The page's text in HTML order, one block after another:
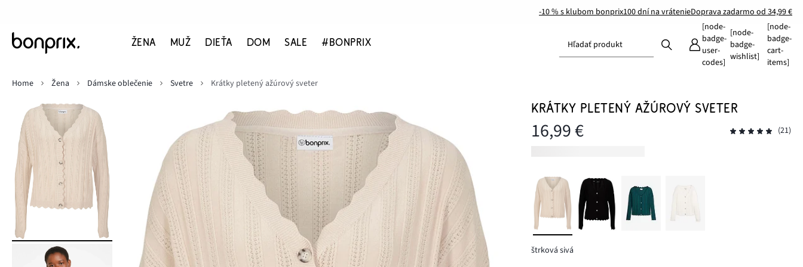
-10 % s klubom bonprix100 dní na vrátenieDoprava zadarmo od 34,99 €
ŽENA MUŽ DIEŤA DOM SALE #BONPRIX Hľadať produkt
[node-
badge-
user-
codes]
[node-
badge-
wishlist]
[node-
badge-
cart-
items]
Home
Žena Dámske oblečenie Svetre Krátky pletený ažúrový sveter
KRÁTKY PLETENÝ AŽÚROVÝ SVETER
16,99 € (21)
štrková sivá